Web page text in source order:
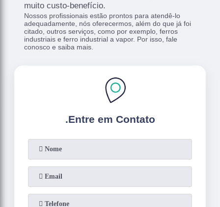
muito custo-benefício.
Nossos profissionais estão prontos para atendê-lo
adequadamente, nós oferecermos, além do que já foi
citado, outros serviços, como por exemplo, ferros
industriais e ferro industrial a vapor. Por isso, fale
conosco e saiba mais.
.Entre em Contato